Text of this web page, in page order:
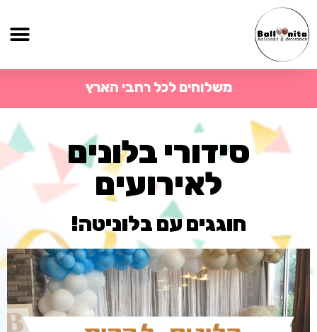
משלוחים לכל רחבי הארץ
סידורי בלונים
לאירועים
חוגגים עם בלוניטה!